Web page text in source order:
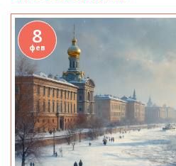
8
фев